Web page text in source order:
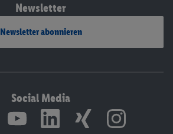
Newsletter
Newsletter abonnieren
Social Media